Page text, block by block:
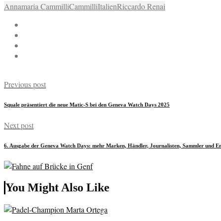
Annamaria CammilliCammilliItalienRiccardo Renai
Previous post
Squale präsentiert die neue Matic-S bei den Geneva Watch Days 2025
Next post
6. Ausgabe der Geneva Watch Days: mehr Marken, Händler, Journalisten, Sammler und
You Might Also Like